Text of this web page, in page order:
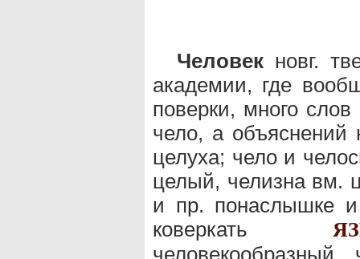
Человек новг.
академии, где
поверки, много
чело, а объяснений
целуха; чело и
целый, челизна вм.
и пр. понаслышке
коверкать